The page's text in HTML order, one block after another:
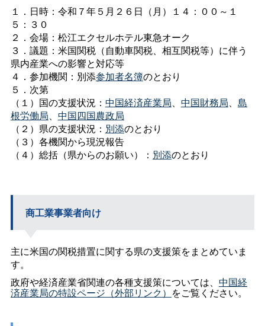
１．日時：令和７年５月２６日（月）１４：００～１
５：３０
２．会場：松江エクセルホテル東急オーク
３．議題：米国関税（自動車関税、相互関税等）に伴う
県内産業への影響と対応等
４．参加機関：別添参加者名簿のとおり
５．次第
（１）国の支援状況： 中国経済産業局、 中国財務局、 島
根労働局、 中国四国農政局
（２）県の支援状況： 別添のとおり
（３）各機関から現況報告
（４）総括（県からのお願い）： 別添のとおり
商工業事業者向け
主に米国の関税措置に関する県の支援策をまとめていま
す。
政府や経済産業省関連の各種支援策については、 中国経
済産業局の特設ページ（外部リンク） をご覧ください。